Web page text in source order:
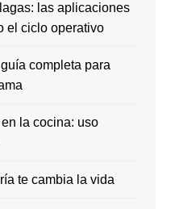
las aplicaciones
el ciclo operativo
completa para
la cocina: uso
te cambia la vida